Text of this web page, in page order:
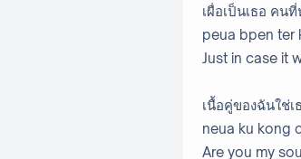
เผื่อเป็นเธอ คน
peua bpen ter
Just in case it
เนื้อคู่ของฉันใช่เ
neua ku kong
Are you my